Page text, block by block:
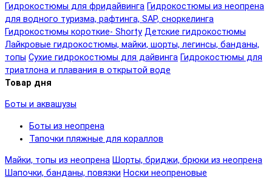
Гидрокостюмы для фридайвинга Гидрокостюмы из неопрена
для водного туризма, рафтинга, SAP, сноркелинга
Гидрокостюмы короткие- Shorty Детские гидрокостюмы
Лайкровые гидрокостюмы, майки, шорты, легинсы, банданы,
топы Сухие гидрокостюмы для дайвинга Гидрокостюмы для
триатлона и плавания в открытой воде
Товар дня
Боты и аквашузы
Боты из неопрена
Тапочки пляжные для кораллов
Майки, топы из неопрена Шорты, бриджи, брюки из неопрена
Шапочки, банданы, повязки Носки неопреновые